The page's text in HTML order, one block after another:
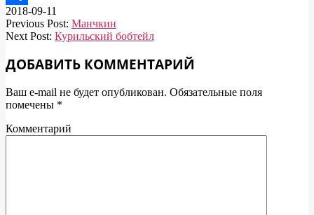
Отправить
2018-09-11
Previous Post: Манчкин
Next Post: Курильский бобтейл
ДОБАВИТЬ КОММЕНТАРИЙ
Ваш e-mail не будет опубликован. Обязательные поля
помечены *
Комментарий